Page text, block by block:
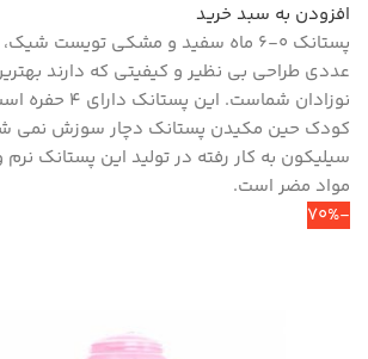
افزودن به سبد خرید
پستانک ۰-۶ ماه سفید و مشکی تویست
عددی طراحی بی نظیر و کیفیتی که دارند
نوزادان شماست.
کودک حین مکیدن پستانک دچار سوزش نمی
سیلیکون به کار رفته در تولید این پستانک نرم
مواد مضر است.
-70%